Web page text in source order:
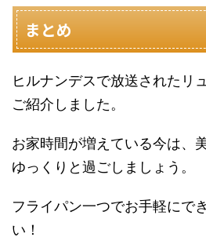
まとめ
ヒルナンデスで放送されたリ
ご紹介しました。
お家時間が増えている今は、
ゆっくりと過ごしましょう。
フライパン一つでお手軽にで
い！